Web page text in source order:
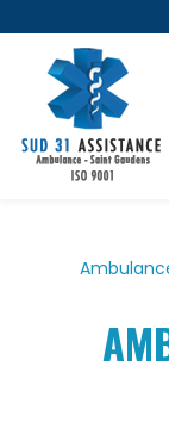
Panneau de